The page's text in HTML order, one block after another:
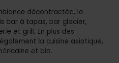
décontractée, le
bar à tapas, bar glacier,
et grill. En plus des
la cuisine asiatique,
et bio.